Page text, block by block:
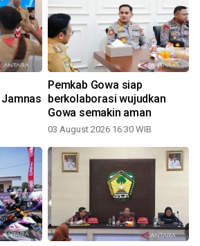
Pemkab Gowa siap
berkolaborasi wujudkan
Gowa semakin aman
03 August 2026 16:30 WIB